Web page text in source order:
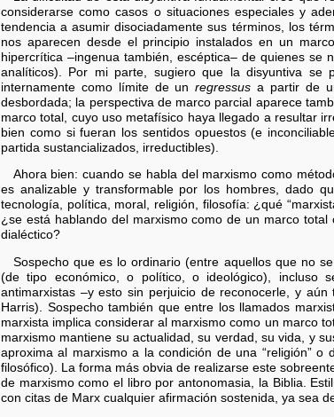
considerarse como casos o situaciones especiales y
tendencia a asumir disociadamente sus términos, los
nos aparecen desde el principio instalados en un
hipercrítica –ingenua también, escéptica– de quienes se
analíticos). Por mi parte, sugiero que la disyuntiva se
internamente como límite de unregressus a partir de
desbordada; la perspectiva de marco parcial aparece
marco total, cuyo uso metafísico haya llegado a resultar
bien como si fueran los sentidos opuestos (e
partida sustancializados, irreductibles).
Ahora bien: cuando se habla del marxismo como
es analizable y transformable por los hombres, dado
tecnología, política, moral, religión, filosofía: ¿qué
¿se está hablando del marxismo como de un marco
dialéctico?
Sospecho que es lo ordinario (entre aquellos que no
(de tipo económico, o político, o ideológico), incluso
antimarxistas –y esto sin perjuicio de reconocerle, y
Harris). Sospecho también que entre los llamados
marxista implica considerar al marxismo como un marco
marxismo mantiene su actualidad, su verdad, su vida, y
aproxima al marxismo a la condición de una “religión”
filosófico). La forma más obvia de realizarse este
de marxismo como el libro por antonomasia, la Biblia.
con citas de Marx cualquier afirmación sostenida, ya sea